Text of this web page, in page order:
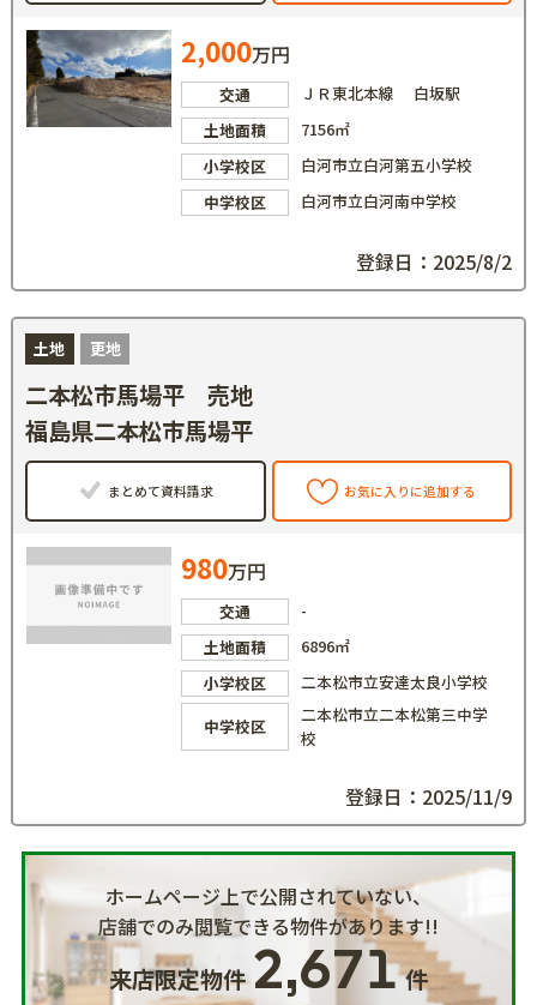
2,000万円
交通
ＪＲ東北本線 白坂駅
土地面積
7156㎡
小学校区
白河市立白河第五小学校
中学校区
白河市立白河南中学校
登録日：2025/8/2
土地 更地
二本松市馬場平 売地
福島県二本松市馬場平
まとめて資料請求 お気に入りに追加する
980万円
交通
-
土地面積
6896㎡
小学校区
二本松市立安達太良小学校
中学校区
二本松市立二本松第三中学
校
登録日：2025/11/9
ホームページ上で公開されていない、
店舗でのみ閲覧できる物件があります!!
来店限定物件2,671件